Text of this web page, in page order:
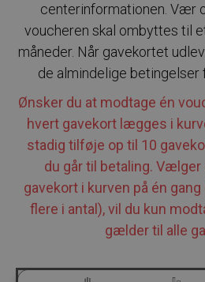
centerinformationen. Vær
voucheren skal ombyttes til
måneder. Når gavekortet
de almindelige betingelser
Ønsker du at modtage én
hvert gavekort lægges i
stadig tilføje op til 10
du går til betaling.
gavekort i kurven på én
flere i antal), vil du kun
gælder til alle